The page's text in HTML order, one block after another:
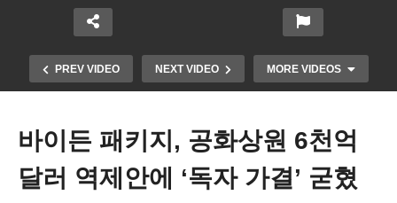
PREV VIDEO NEXT VIDEO MORE VIDEOS
바이든 패키지, 공화상원 6천억
달러 역제안에 ‘독자 가결’ 굳혔